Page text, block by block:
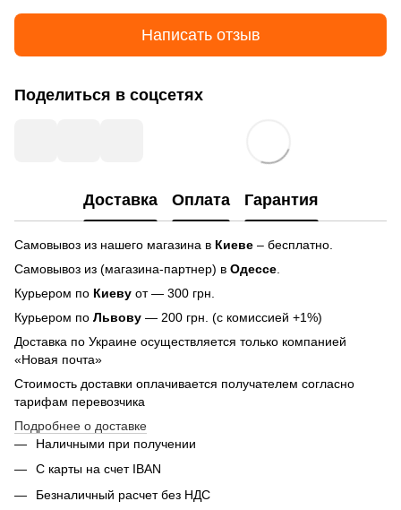
Написать отзыв
Поделиться в соцсетях
Доставка Оплата Гарантия
Самовывоз из нашего магазина в Киеве – бесплатно.
Самовывоз из (магазина-партнер) в Одессе
Курьером по Киеву от — 300 грн.
Курьером по Львову — 200 грн. (с комиссией +1%)
Доставка по Украине осуществляется только компанией
«Новая почта»
Стоимость доставки оплачивается получателем согласно
тарифам перевозчика
Подробнее о доставке
Наличными при получении
С карты на счет IBAN
Безналичный расчет без НДС